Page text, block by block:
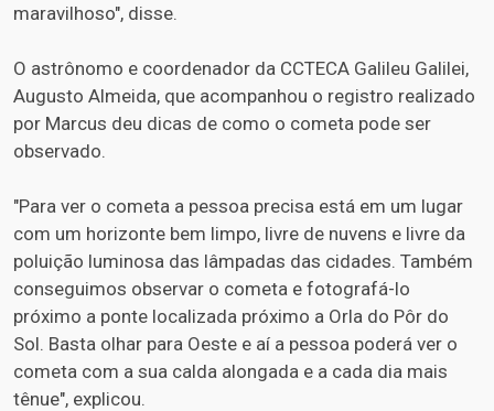
maravilhoso", disse.
O astrônomo e coordenador da CCTECA Galileu Galilei,
Augusto Almeida, que acompanhou o registro realizado
por Marcus deu dicas de como o cometa pode ser
observado.
"Para ver o cometa a pessoa precisa está em um lugar
com um horizonte bem limpo, livre de nuvens e livre da
poluição luminosa das lâmpadas das cidades. Também
conseguimos observar o cometa e fotografá-lo
próximo a ponte localizada próximo a Orla do Pôr do
Sol. Basta olhar para Oeste e aí a pessoa poderá ver o
cometa com a sua calda alongada e a cada dia mais
tênue", explicou.